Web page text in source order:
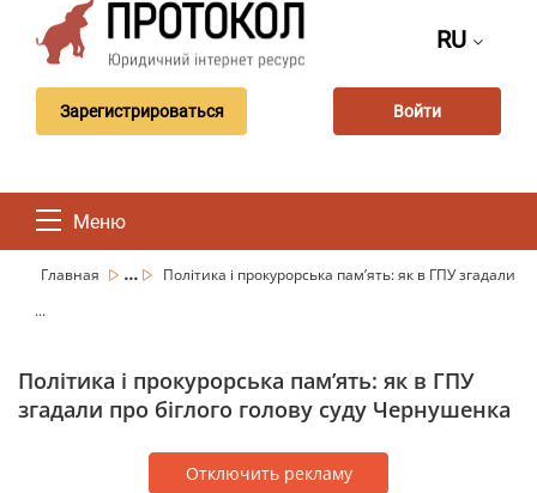
RU
Зарегистрироваться Войти
Меню
Главная ...
Політика і прокурорська пам’ять: як в ГПУ згадали
...
Політика і прокурорська пам’ять: як в ГПУ
згадали про біглого голову суду Чернушенка
Отключить рекламу